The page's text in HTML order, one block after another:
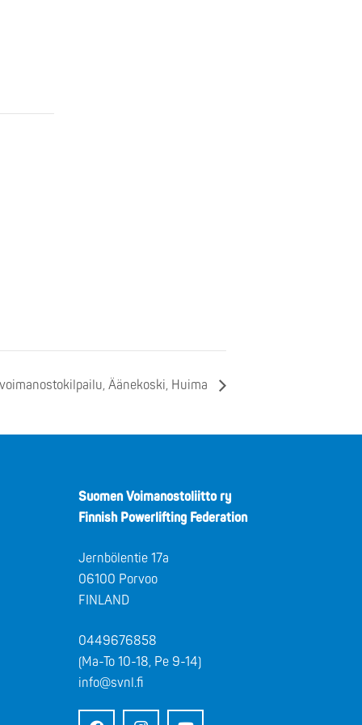
Äänekoski, Huima
Suomen Voimanostoliitto ry
Finnish Powerlifting Federation
Jernbölentie 17a
06100 Porvoo
FINLAND
0449676858
(Ma-To 10-18, Pe 9-14)
info@svnl.fi